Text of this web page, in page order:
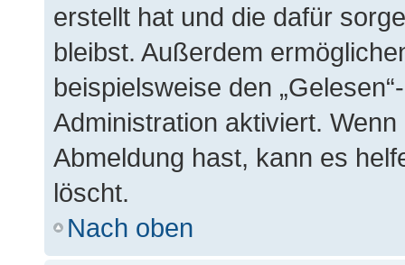
erstellt hat und die dafür
bleibst. Außerdem
beispielsweise den
Administration aktiviert.
Abmeldung hast, kann es
löscht.
Nach oben